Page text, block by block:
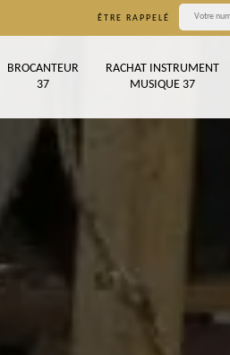
ÊTRE RAPPELÉ
BROCANTEUR
37
RACHAT INSTRUMENT
MUSIQUE 37